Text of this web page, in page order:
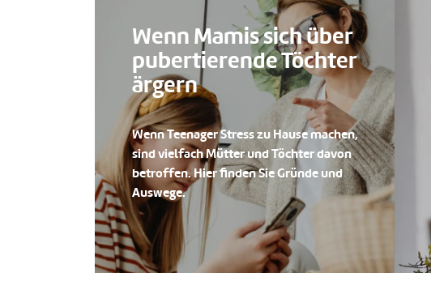
Wenn Mamis sich über
pubertierende Töchter
ärgern
Wenn Teenager Stress zu Hause machen,
sind vielfach Mütter und Töchter davon
betroffen. Hier finden Sie Gründe und
Auswege.